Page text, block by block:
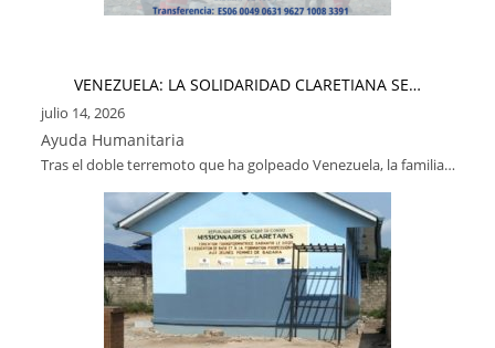
VENEZUELA: LA SOLIDARIDAD CLARETIANA SE…
julio 14, 2026
Ayuda Humanitaria
Tras el doble terremoto que ha golpeado Venezuela, la familia…